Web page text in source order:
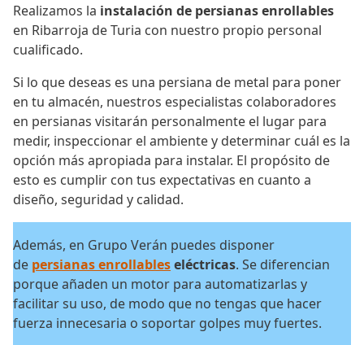
Realizamos la instalación de persianas enrollables
en Ribarroja de Turia con nuestro propio personal
cualificado.
Si lo que deseas es una persiana de metal para poner
en tu almacén, nuestros especialistas colaboradores
en persianas visitarán personalmente el lugar para
medir, inspeccionar el ambiente y determinar cuál es la
opción más apropiada para instalar. El propósito de
esto es cumplir con tus expectativas en cuanto a
diseño, seguridad y calidad.
Además, en Grupo Verán puedes disponer
de persianas enrollableseléctricas. Se diferencian
porque añaden un motor para automatizarlas y
facilitar su uso, de modo que no tengas que hacer
fuerza innecesaria o soportar golpes muy fuertes.